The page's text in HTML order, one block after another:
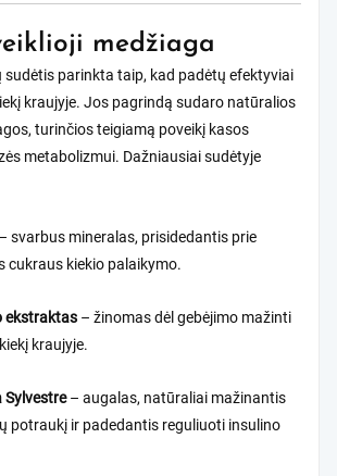
medžiaga
parinkta taip, kad padėtų efektyviai
kraujyje. Jos pagrindą sudaro natūralios
turinčios teigiamą poveikį kasos
metabolizmui. Dažniausiai sudėtyje
– svarbus mineralas, prisidedantis prie
cukraus kiekio palaikymo.
ekstraktas – žinomas dėl gebėjimo mažinti
kraujyje.
Sylvestre– augalas, natūraliai mažinantis
potraukį ir padedantis reguliuoti insulino